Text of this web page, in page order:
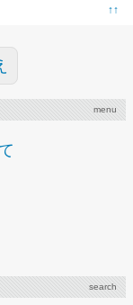
↑↑
menu
search